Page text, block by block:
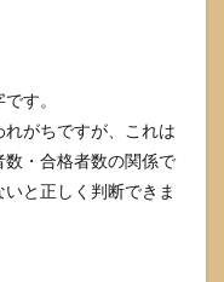
す。
れがちですが、これは
・合格者数の関係で
と正しく判断できま